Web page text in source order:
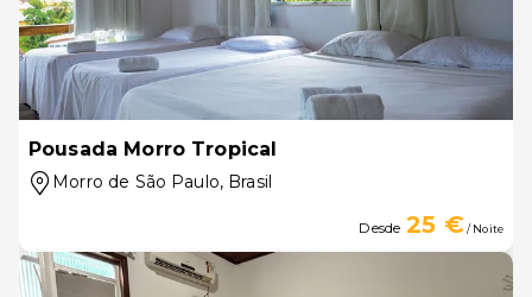
Pousada Morro Tropical
Morro de São Paulo, Brasil
Desde 25 €/ Noite